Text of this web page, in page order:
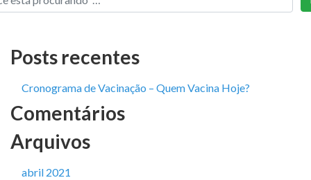
Posts recentes
Cronograma de Vacinação – Quem Vacina Hoje?
Comentários
Arquivos
abril 2021